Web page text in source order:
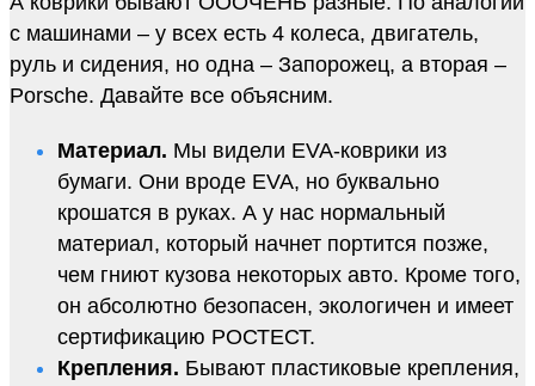
с машинами – у всех есть 4 колеса, двигатель,
руль и сидения, но одна – Запорожец, а вторая –
Porsche. Давайте все объясним.
Материал. Мы видели EVA-коврики из
бумаги. Они вроде EVA, но буквально
крошатся в руках. А у нас нормальный
материал, который начнет портится позже,
чем гниют кузова некоторых авто. Кроме того,
он абсолютно безопасен, экологичен и имеет
сертификацию РОСТЕСТ.
Крепления. Бывают пластиковые крепления,